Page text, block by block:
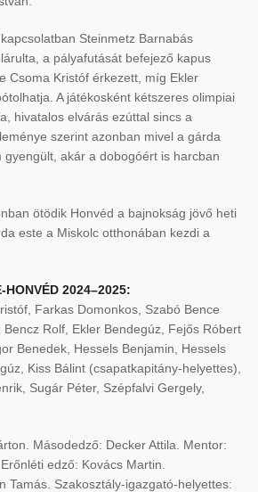
Steinmetz Barnabás
a pályafutását befejező kapus
Csoma Kristóf érkezett, míg Ekler
A játékosként kétszeres olimpiai
hivatalos elvárás ezúttal sincs a
szerint azonban mivel a gárda
gyengült, akár a dobogóért is harcban
ötödik Honvéd a bajnokság jövő heti
este a Miskolc otthonában kezdi a
HONVÉD 2024–2025:
Farkas Domonkos, Szabó Bence
Rolf, Ekler Bendegúz, Fejős Róbert
Benedek, Hessels Benjamin, Hessels
Kiss Bálint (csapatkapitány-helyettes),
Sugár Péter, Szépfalvi Gergely,
Másodedző: Decker Attila. Mentor:
edző: Kovács Martin.
Tamás. Szakosztály-igazgató-helyettes: